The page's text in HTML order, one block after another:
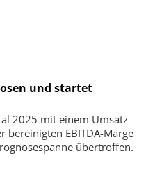
und startet
2025 mit einem Umsatz
EBITDA-Marge
übertroffen.